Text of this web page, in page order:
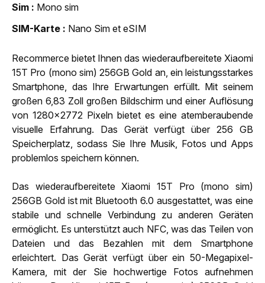
Sim
Mono sim
SIM-Karte
Nano Sim et eSIM
Recommerce bietet Ihnen das wiederaufbereitete Xiaomi
15T Pro (mono sim) 256GB Gold an, ein leistungsstarkes
Smartphone, das Ihre Erwartungen erfüllt. Mit seinem
großen 6,83 Zoll großen Bildschirm und einer Auflösung
von 1280x2772 Pixeln bietet es eine atemberaubende
visuelle Erfahrung. Das Gerät verfügt über 256 GB
Speicherplatz, sodass Sie Ihre Musik, Fotos und Apps
problemlos speichern können.
Das wiederaufbereitete Xiaomi 15T Pro (mono sim)
256GB Gold ist mit Bluetooth 6.0 ausgestattet, was eine
stabile und schnelle Verbindung zu anderen Geräten
ermöglicht. Es unterstützt auch NFC, was das Teilen von
Dateien und das Bezahlen mit dem Smartphone
erleichtert. Das Gerät verfügt über ein 50-Megapixel-
Kamera, mit der Sie hochwertige Fotos aufnehmen